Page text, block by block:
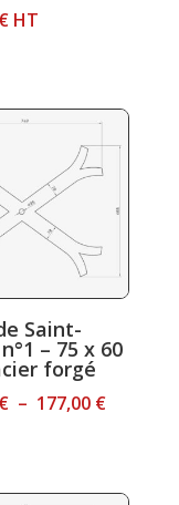
€ HT
Saint-
– 75 x 60
forgé
€ – 177,00 €Plage
163,00 €